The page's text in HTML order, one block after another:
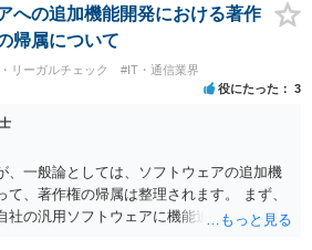
があるのか、が問題になります。 一般論は
は、詳しい契約内容や開発内容を知る必要
への追加機能開発における著作
帰属について
リーガルチェック #IT・通信業界
役にたった 3
、一般論としては、ソフトウェアの追加機
、著作権の帰属は整理されます。 まず、
社の汎用ソフトウェアに機能追加を行った